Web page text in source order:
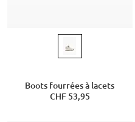
Boots fourrées à lacets
CHF 53,95